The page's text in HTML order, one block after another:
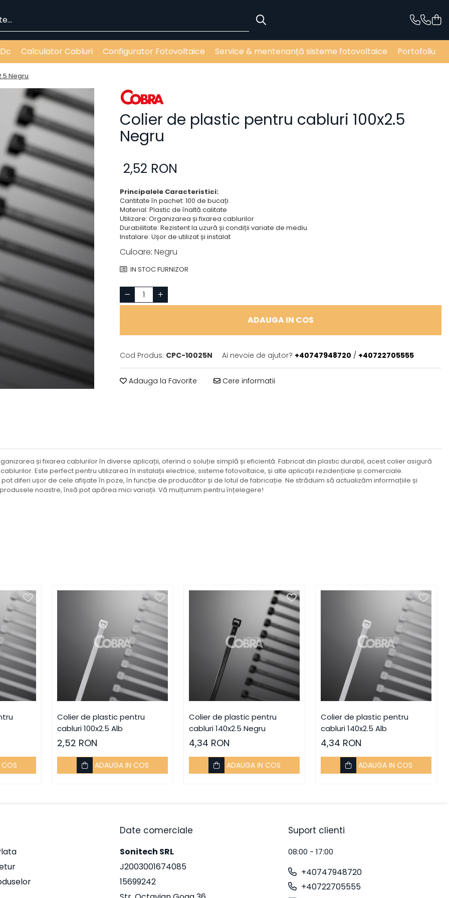
Calculator Cabluri Configurator Fotovoltaice Service & mentenanță sisteme fotovoltaice Portofoliu
Negru
Colier de plastic pentru cabluri 100x2.5
Negru
2,52 RON
Principalele Caracteristici:
Cantitate în pachet: 100 de bucați
Material: Plastic de înaltă calitate
Utilizare: Organizarea și fixarea cablurilor
Durabilitate: Rezistent la uzură și condiții variate de mediu
Instalare: Ușor de utilizat și instalat
Culoare: Negru
IN STOC FURNIZOR
ADAUGA IN COS
Cod Produs: CPC-10025N Ai nevoie de ajutor? +40747948720 / +40722705555
Adauga la Favorite Cere informatii
și fixarea cablurilor în diverse aplicații, oferind o soluție simplă și eficientă. Fabricat din plastic durabil, acest colier asigură
Este perfect pentru utilizarea în instalații electrice, sisteme fotovoltaice, și alte aplicații rezidențiale și comerciale.
diferi ușor de cele afișate în poze, în funcție de producător și de lotul de fabricație. Ne străduim să actualizăm informațiile și
noastre, însă pot apărea mici variații. Vă mulțumim pentru înțelegere!
COS
Colier de plastic pentru
cabluri 100x2.5 Alb
2,52 RON
ADAUGA IN COS
Colier de plastic pentru
cabluri 140x2.5 Negru
4,34 RON
ADAUGA IN COS
Colier de plastic pentru
cabluri 140x2.5 Alb
4,34 RON
ADAUGA IN COS
Date comerciale
Sonitech SRL
J2003001674085
15699242
Suport clienti
08:00 - 17:00
+40747948720
+40722705555